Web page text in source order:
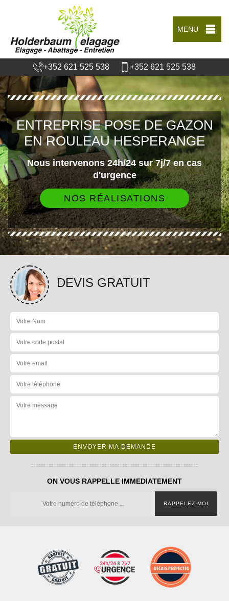
MENU
+352 621 525 538 +352 621 525 538
ENTREPRISE POSE DE GAZON
EN ROULEAU HESPERANGE
Nous intervenons 24h/24 sur 7j/7 en cas
d'urgence
NOS RÉALISATIONS
DEVIS GRATUIT
ON VOUS RAPPELLE IMMEDIATEMENT